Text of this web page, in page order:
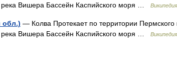
река Вишера Бассейн Каспийского моря …
Википедия
обл.) — Колва Протекает по территории Пермского
река Вишера Бассейн Каспийского моря …
Википедия